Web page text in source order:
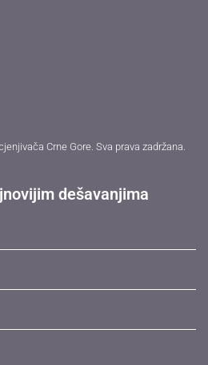
Crne Gore. Sva prava zadržana.
dešavanjima